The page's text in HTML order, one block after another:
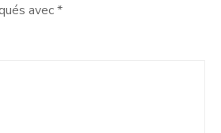
avec*